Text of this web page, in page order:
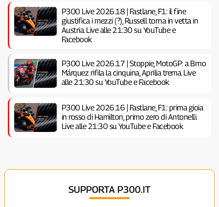
P300 Live 2026.18 | Fastlane, F1: il fine
giustifica i mezzi (?), Russell torna in vetta in
Austria. Live alle 21:30 su YouTube e
Facebook
P300 Live 2026.17 | Stoppie, MotoGP: a Brno
Márquez rifila la cinquina, Aprilia trema. Live
alle 21:30 su YouTube e Facebook
P300 Live 2026.16 | Fastlane, F1: prima gioia
in rosso di Hamilton, primo zero di Antonelli.
Live alle 21:30 su YouTube e Facebook
SUPPORTA P300.IT